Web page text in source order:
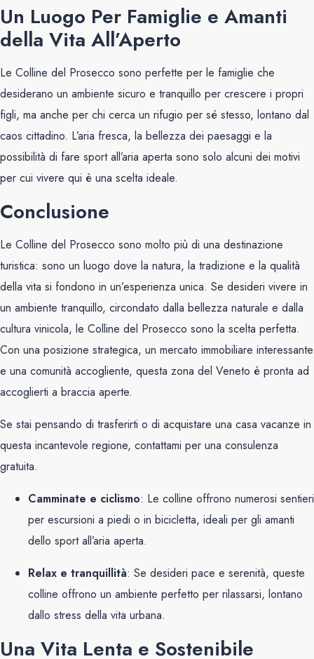
Un Luogo Per Famiglie e Amanti
della Vita All’Aperto
Le Colline del Prosecco sono perfette per le famiglie che
desiderano un ambiente sicuro e tranquillo per crescere i propri
figli, ma anche per chi cerca un rifugio per sé stesso, lontano dal
caos cittadino. L’aria fresca, la bellezza dei paesaggi e la
possibilità di fare sport all’aria aperta sono solo alcuni dei motivi
per cui vivere qui è una scelta ideale.
Conclusione
Le Colline del Prosecco sono molto più di una destinazione
turistica: sono un luogo dove la natura, la tradizione e la qualità
della vita si fondono in un’esperienza unica. Se desideri vivere in
un ambiente tranquillo, circondato dalla bellezza naturale e dalla
cultura vinicola, le Colline del Prosecco sono la scelta perfetta.
Con una posizione strategica, un mercato immobiliare interessante
e una comunità accogliente, questa zona del Veneto è pronta ad
accoglierti a braccia aperte.
Se stai pensando di trasferirti o di acquistare una casa vacanze in
questa incantevole regione, contattami per una consulenza
gratuita.
Camminate e ciclismo: Le colline offrono numerosi sentieri
per escursioni a piedi o in bicicletta, ideali per gli amanti
dello sport all’aria aperta.
Relax e tranquillità: Se desideri pace e serenità, queste
colline offrono un ambiente perfetto per rilassarsi, lontano
dallo stress della vita urbana.
Una Vita Lenta e Sostenibile